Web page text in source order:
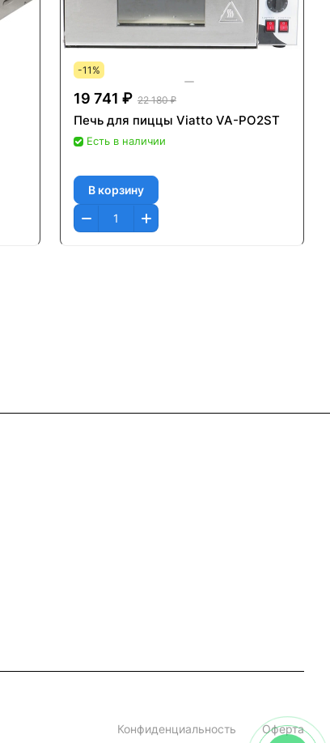
-11%
19 741 ₽ 22 180 ₽
Печь для пиццы Viatto VA-PO2ST
Есть в наличии
В корзину
Конфиденциальность Оферта